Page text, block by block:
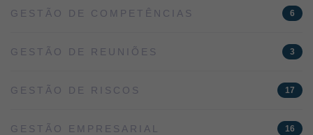
GESTÃO DE COMPETÊNCIAS 6
GESTÃO DE REUNIÕES 3
GESTÃO DE RISCOS 17
GESTÃO EMPRESARIAL 16